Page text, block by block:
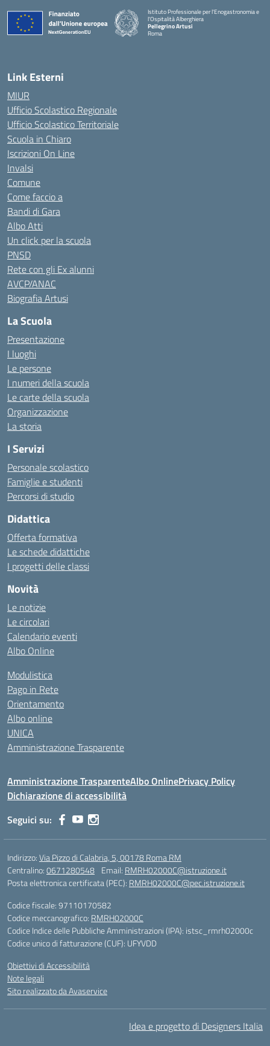
Istituto Professionale per l'Enogastronomia e
l'Ospitalità Alberghiera
Pellegrino Artusi
Roma
Link Esterni
MIUR
Ufficio Scolastico Regionale
Ufficio Scolastico Territoriale
Scuola in Chiaro
Iscrizioni On Line
Invalsi
Comune
Come faccio a
Bandi di Gara
Albo Atti
Un click per la scuola
PNSD
Rete con gli Ex alunni
AVCP/ANAC
Biografia Artusi
La Scuola
Presentazione
I luoghi
Le persone
I numeri della scuola
Le carte della scuola
Organizzazione
La storia
I Servizi
Personale scolastico
Famiglie e studenti
Percorsi di studio
Didattica
Offerta formativa
Le schede didattiche
I progetti delle classi
Novità
Le notizie
Le circolari
Calendario eventi
Albo Online
Modulistica
Pago in Rete
Orientamento
Albo online
UNICA
Amministrazione Trasparente
Amministrazione TrasparenteAlbo OnlinePrivacy Policy
Dichiarazione di accessibilità
Seguici su:
Indirizzo:Via Pizzo di Calabria, 5, 00178 Roma RM
Centralino:0671280548 Email: RMRH02000C@istruzione.it
Posta elettronica certificata (PEC): RMRH02000C@pec.istruzione.it
Codice fiscale: 97110170582
Codice meccanografico: RMRH02000C
Codice Indice delle Pubbliche Amministrazioni (IPA): istsc_rmrh02000c
Codice unico di fatturazione (CUF): UFYVDD
Obiettivi di Accessibilità
Note legali
Sito realizzato da Avaservice
Idea e progetto di Designers Italia